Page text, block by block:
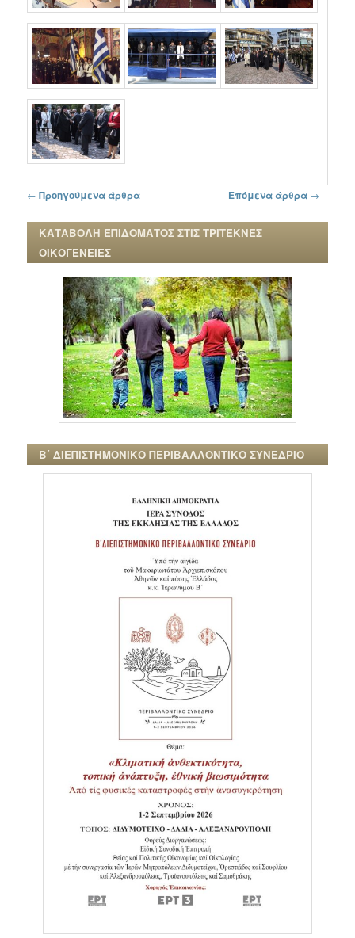
Πλοήγηση στα άρθρα
← Προηγούμενα άρθρα Επόμενα άρθρα →
ΚΑΤΑΒΟΛΗ ΕΠΙΔΟΜΑΤΟΣ ΣΤΙΣ ΤΡΙΤΕΚΝΕΣ
ΟΙΚΟΓΕΝΕΙΕΣ
Β΄ ΔΙΕΠΙΣΤΗΜΟΝΙΚΟ ΠΕΡΙΒΑΛΛΟΝΤΙΚΟ ΣΥΝΕΔΡΙΟ